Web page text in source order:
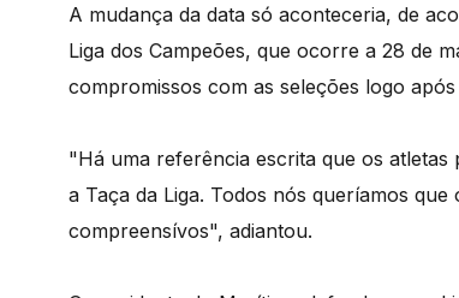
A mudança da data só aconteceria, de
Liga dos Campeões, que ocorre a 28 de
compromissos com as seleções logo
"Há uma referência escrita que os
a Taça da Liga. Todos nós queríamos
compreensívos", adiantou.